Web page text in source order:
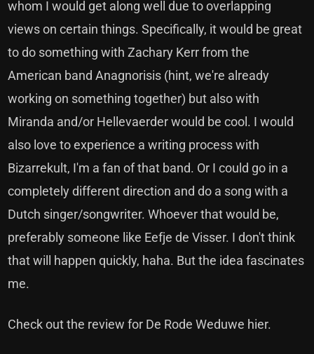
whom I would get along well due to overlapping
views on certain things. Specifically, it would be great
to do something with Zachary Kerr from the
American band Anagnorisis (hint, we're already
working on something together) but also with
Miranda and/or Hellevaerder would be cool. I would
also love to experience a writing process with
Bizarrekult, I'm a fan of that band. Or I could go in a
completely different direction and do a song with a
Dutch singer/songwriter. Whoever that would be,
preferably someone like Eefje de Visser. I don't think
that will happen quickly, haha. But the idea fascinates
me.
Check out the review for De Rode Weduwe hier.